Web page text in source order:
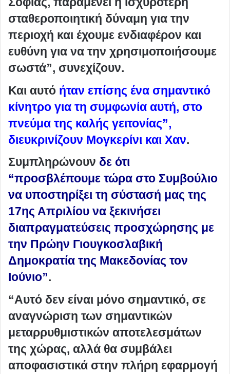
σταθεροποιητική δύναμη για την
περιοχή και έχουμε ενδιαφέρον και
ευθύνη για να την χρησιμοποιήσουμε
σωστά”, συνεχίζουν.
Και αυτό ήταν επίσης ένα σημαντικό
κίνητρο για τη συμφωνία αυτή, στο
πνεύμα της καλής γειτονίας”,
διευκρινίζουν Μογκερίνι και Χαν.
Συμπληρώνουν δε ότι
“προσβλέπουμε τώρα στο Συμβούλιο
να υποστηρίξει τη σύστασή μας της
17ης Απριλίου να ξεκινήσει
διαπραγματεύσεις προσχώρησης με
την Πρώην Γιουγκοσλαβική
Δημοκρατία της Μακεδονίας τον
Ιούνιο”.
“Αυτό δεν είναι μόνο σημαντικό, σε
αναγνώριση των σημαντικών
μεταρρυθμιστικών αποτελεσμάτων
της χώρας, αλλά θα συμβάλει
αποφασιστικά στην πλήρη εφαρμογή